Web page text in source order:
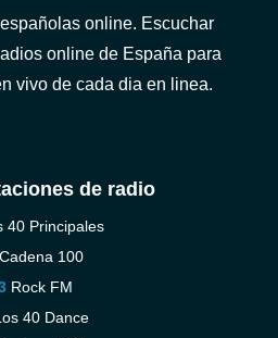
online. Escuchar
online de España para
vivo de cada dia en linea.
de radio
40 Principales
Cadena 100
Rock FM
40 Dance